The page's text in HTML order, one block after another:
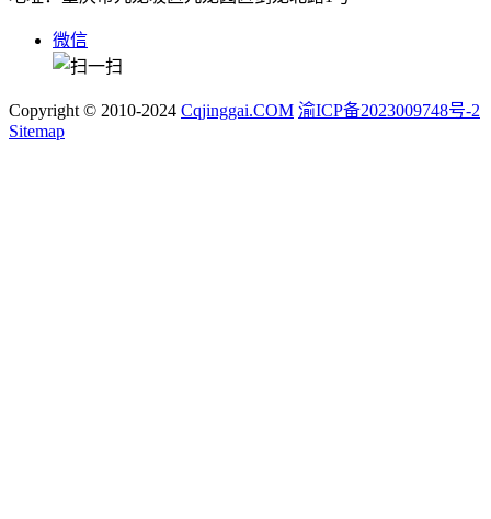
微信
Copyright © 2010-2024 Cqjinggai.COM 渝ICP备2023009748号-2
Sitemap